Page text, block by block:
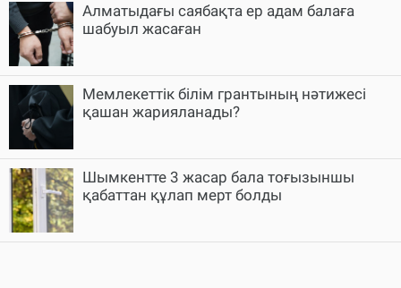
Алматыдағы саябақта ер адам балаға
шабуыл жасаған
Мемлекеттік білім грантының нәтижесі
қашан жарияланады?
Шымкентте 3 жасар бала тоғызыншы
қабаттан құлап мерт болды